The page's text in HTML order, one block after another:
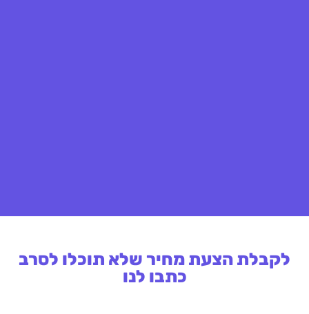
לקבלת הצעת מחיר שלא תוכלו לסרב
כתבו לנו